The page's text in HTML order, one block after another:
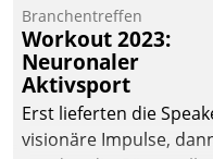
Mammutprojekte
meistern und Workloads
wuppen – bei
anspruchsvollen
Aufgaben und
Branchentreffen
Workout 2023:
Neuronaler
Aktivsport
Erst lieferten die
visionäre Impulse,